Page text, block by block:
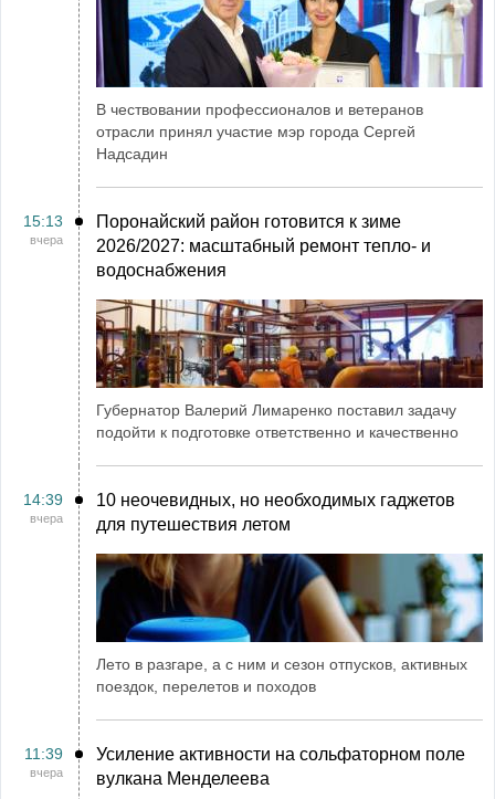
В чествовании профессионалов и ветеранов
отрасли принял участие мэр города Сергей
Надсадин
15:13
вчера
Поронайский район готовится к зиме
2026/2027: масштабный ремонт тепло- и
водоснабжения
Губернатор Валерий Лимаренко поставил задачу
подойти к подготовке ответственно и качественно
14:39
вчера
10 неочевидных, но необходимых гаджетов
для путешествия летом
Лето в разгаре, а с ним и сезон отпусков, активных
поездок, перелетов и походов
11:39
вчера
Усиление активности на сольфаторном поле
вулкана Менделеева